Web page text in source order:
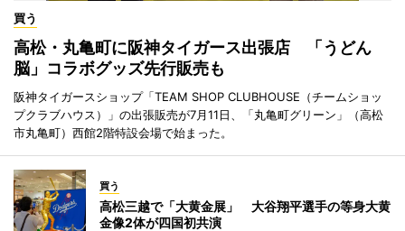
買う
高松・丸亀町に阪神タイガース出張店 「うどん
脳」コラボグッズ先行販売も
阪神タイガースショップ「TEAM SHOP CLUBHOUSE（チームショッ
プクラブハウス）」の出張販売が7月11日、「丸亀町グリーン」（高松
市丸亀町）西館2階特設会場で始まった。
買う
高松三越で「大黄金展」 大谷翔平選手の等身大黄
金像2体が四国初共演